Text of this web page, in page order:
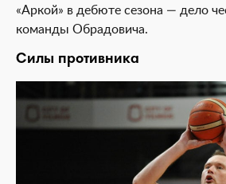
«Аркой» в дебюте сезона — дело
команды Обрадовича.
Силы противника